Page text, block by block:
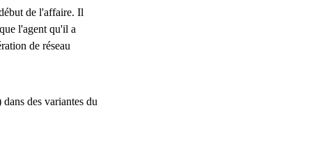
de l'affaire. Il
l'agent qu'il a
de réseau
des variantes du